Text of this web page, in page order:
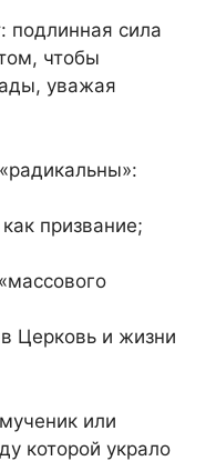
подлинная сила
чтобы
уважая
призвание;
Церковь и жизни
или
которой украло